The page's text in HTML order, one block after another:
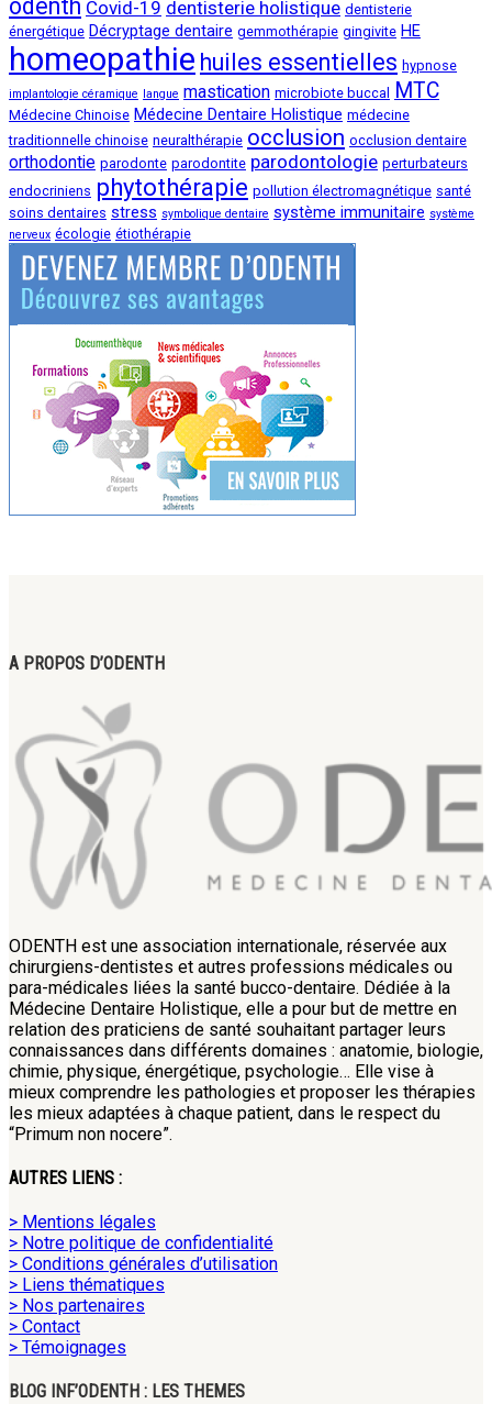
odenth Covid-19 dentisterie holistique dentisterie
énergétique Décryptage dentaire gemmothérapie gingivite HE
homeopathie huiles essentielles hypnose
implantologie céramique langue mastication microbiote buccal MTC
Médecine Chinoise Médecine Dentaire Holistique médecine
traditionnelle chinoise neuralthérapie occlusion occlusion dentaire
orthodontie parodonte parodontite parodontologie perturbateurs
endocriniens phytothérapie pollution électromagnétique santé
soins dentaires stress symbolique dentaire système immunitaire système
nerveux écologie étiothérapie
A PROPOS D’ODENTH
ODENTH est une association internationale, réservée aux
chirurgiens-dentistes et autres professions médicales ou
para-médicales liées la santé bucco-dentaire. Dédiée à la
Médecine Dentaire Holistique, elle a pour but de mettre en
relation des praticiens de santé souhaitant partager leurs
connaissances dans différents domaines : anatomie, biologie,
chimie, physique, énergétique, psychologie… Elle vise à
mieux comprendre les pathologies et proposer les thérapies
les mieux adaptées à chaque patient, dans le respect du
“Primum non nocere”.
AUTRES LIENS :
> Mentions légales
> Notre politique de confidentialité
> Conditions générales d’utilisation
> Liens thématiques
> Nos partenaires
> Contact
> Témoignages
BLOG INF’ODENTH : LES THEMES